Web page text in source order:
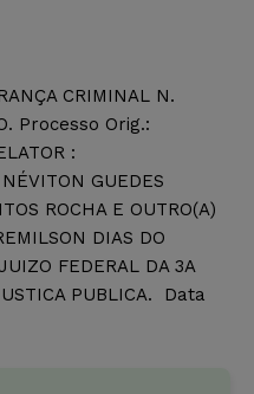
CRIMINAL N.
Processo Orig.:
:
GUEDES
ROCHA E OUTRO(A)
DIAS DO
FEDERAL DA 3A
PUBLICA. Data